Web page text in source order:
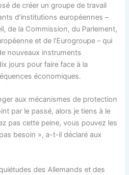
de créer un groupe de travail
d’institutions européennes –
de la Commission, du Parlement,
et de l’Eurogroupe – qui
nouveaux instruments
jours pour faire face à la
économiques.
aux mécanismes de protection
par le passé, alors je tiens à le
pas cette peine, vous pouvez les
pas besoin », a-t-il déclaré aux
des Allemands et des